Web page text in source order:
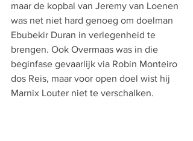
maar de kopbal van Jeremy van Loenen
was net niet hard genoeg om doelman
Ebubekir Duran in verlegenheid te
brengen. Ook Overmaas was in die
beginfase gevaarlijk via Robin Monteiro
dos Reis, maar voor open doel wist hij
Marnix Louter niet te verschalken.